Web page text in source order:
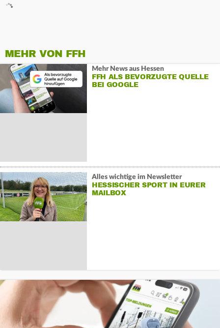
MEHR VON FFH
Mehr News aus Hessen
FFH ALS BEVORZUGTE QUELLE
BEI GOOGLE
Alles wichtige im Newsletter
HESSISCHER SPORT IN EURER
MAILBOX